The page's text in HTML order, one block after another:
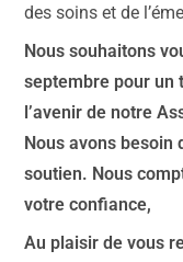
des soins et de
Nous souhaitons
septembre pour un
l’avenir de notre
Nous avons
soutien. Nous
votre confiance,
Au plaisir de vous